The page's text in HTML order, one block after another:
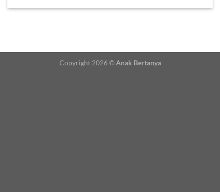
Copyright 2026 ©Anak Bertanya